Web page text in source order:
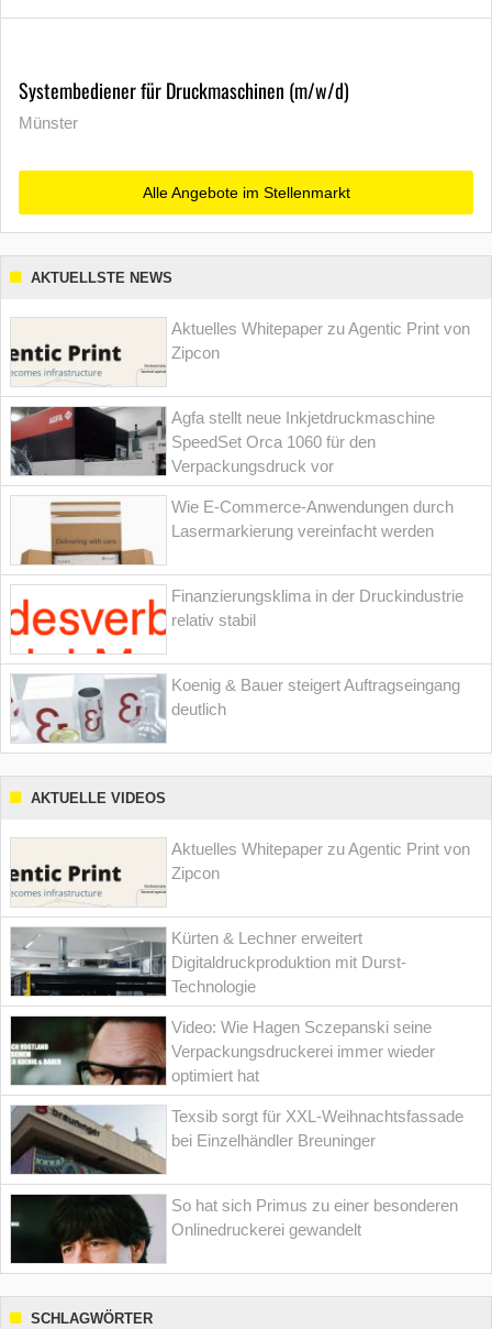
Systembediener für Druckmaschinen (m/w/d)
Münster
Alle Angebote im Stellenmarkt
AKTUELLSTE NEWS
Aktuelles Whitepaper zu Agentic Print von
Zipcon
Agfa stellt neue Inkjetdruckmaschine
SpeedSet Orca 1060 für den
Verpackungsdruck vor
Wie E-Commerce-Anwendungen durch
Lasermarkierung vereinfacht werden
Finanzierungsklima in der Druckindustrie
relativ stabil
Koenig & Bauer steigert Auftragseingang
deutlich
AKTUELLE VIDEOS
Aktuelles Whitepaper zu Agentic Print von
Zipcon
Kürten & Lechner erweitert
Digitaldruckproduktion mit Durst-
Technologie
Video: Wie Hagen Sczepanski seine
Verpackungsdruckerei immer wieder
optimiert hat
Texsib sorgt für XXL-Weihnachtsfassade
bei Einzelhändler Breuninger
So hat sich Primus zu einer besonderen
Onlinedruckerei gewandelt
SCHLAGWÖRTER